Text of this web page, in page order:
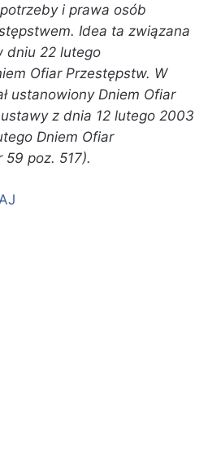
i prawa osób
Idea ta związana
dniu 22 lutego
Ofiar Przestępstw. W
ustanowiony Dniem Ofiar
z dnia 12 lutego 2003
Dniem Ofiar
59 poz. 517).